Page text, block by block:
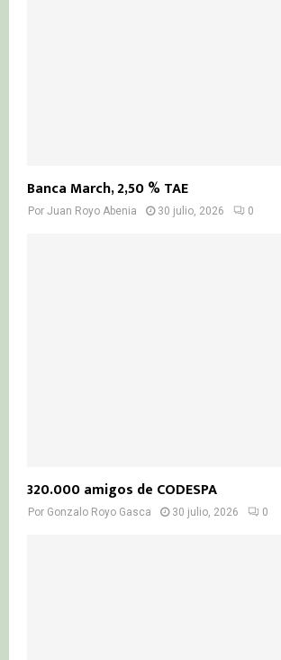
Banca March, 2,50 % TAE
Por Juan Royo Abenia 30 julio, 2026 0
320.000 amigos de CODESPA
Por Gonzalo Royo Gasca 30 julio, 2026 0